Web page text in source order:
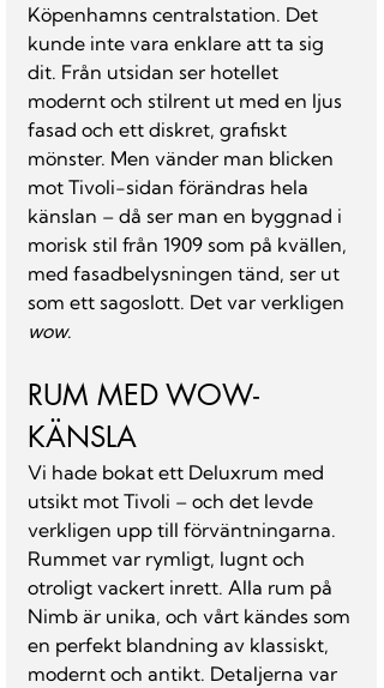
Köpenhamns centralstation. Det
kunde inte vara enklare att ta sig
dit. Från utsidan ser hotellet
modernt och stilrent ut med en ljus
fasad och ett diskret, grafiskt
mönster. Men vänder man blicken
mot Tivoli-sidan förändras hela
känslan – då ser man en byggnad i
morisk stil från 1909 som på kvällen,
med fasadbelysningen tänd, ser ut
som ett sagoslott. Det var verkligen
wow.
RUM MED WOW-
KÄNSLA
Vi hade bokat ett Deluxrum med
utsikt mot Tivoli – och det levde
verkligen upp till förväntningarna.
Rummet var rymligt, lugnt och
otroligt vackert inrett. Alla rum på
Nimb är unika, och vårt kändes som
en perfekt blandning av klassiskt,
modernt och antikt. Detaljerna var